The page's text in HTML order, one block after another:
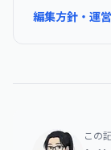
編集方針・運
この